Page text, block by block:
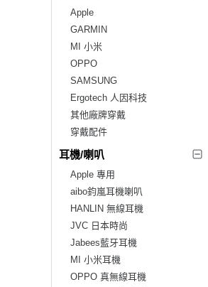
Apple
GARMIN
MI 小米
OPPO
SAMSUNG
Ergotech 人因科技
其他廠牌穿戴
穿戴配件
耳機/喇叭
Apple 專用
aibo鈞嵐耳機喇叭
HANLIN 無線耳機
JVC 日本時尚
Jabees藍牙耳機
MI 小米耳機
OPPO 真無線耳機